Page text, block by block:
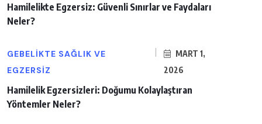
Hamilelikte Egzersiz: Güvenli Sınırlar ve Faydaları
Neler?
GEBELIKTE SAĞLIK VE
EGZERSIZ
MART 1,
2026
Hamilelik Egzersizleri: Doğumu Kolaylaştıran
Yöntemler Neler?